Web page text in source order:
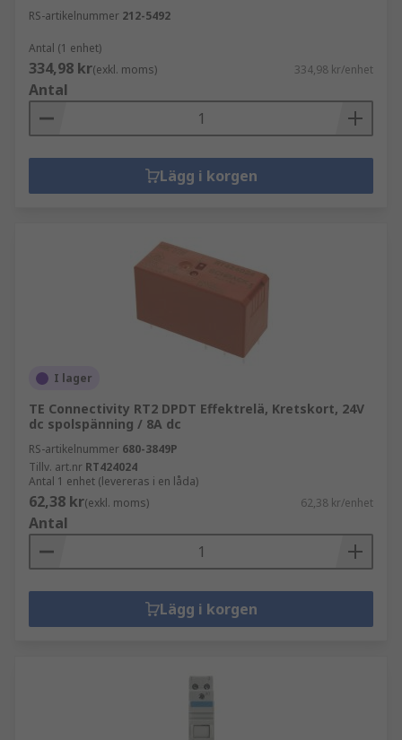
RS-artikelnummer 212-5492
Antal (1 enhet)
334,98 kr(exkl. moms) 334,98 kr/enhet
Antal
Lägg i korgen
I lager
TE Connectivity RT2 DPDT Effektrelä, Kretskort, 24V
dc spolspänning / 8A dc
RS-artikelnummer 680-3849P
Tillv. art.nr RT424024
Antal 1 enhet (levereras i en låda)
62,38 kr(exkl. moms) 62,38 kr/enhet
Antal
Lägg i korgen